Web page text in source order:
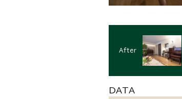
After
DATA